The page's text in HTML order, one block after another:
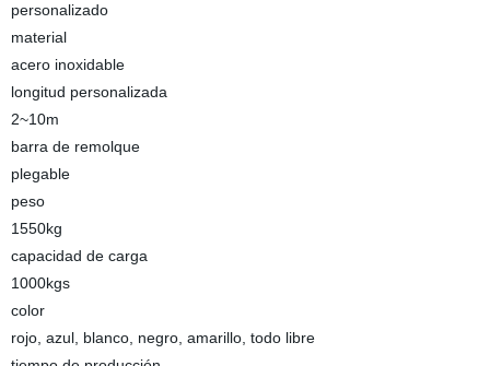
personalizado
material
acero inoxidable
longitud personalizada
2~10m
barra de remolque
plegable
peso
1550kg
capacidad de carga
1000kgs
color
rojo, azul, blanco, negro, amarillo, todo libre